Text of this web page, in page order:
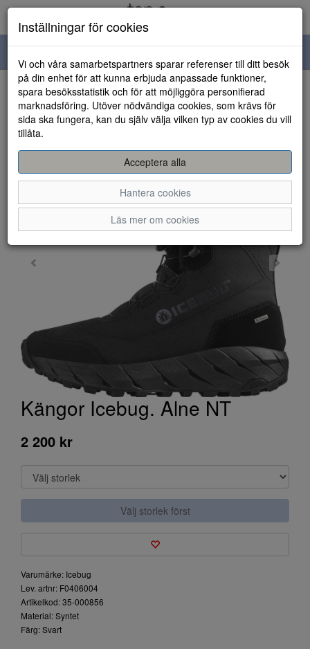
navigation
HEM
Kängor Icebug. Alne NT
2 200 kr
Välj storlek först
Varumärke: Icebug
Lev. artnr: F0406004
Artikelkod: 35-000856
Material: Syntet
Färg: Svart
Inställningar för cookies
Vi och våra samarbetspartners sparar referenser till ditt besök
på din enhet för att kunna erbjuda anpassade funktioner,
spara besöksstatistik och för att möjliggöra personifierad
marknadsföring. Utöver nödvändiga cookies, som krävs för
sida ska fungera, kan du själv välja vilken typ av cookies du vill
tillåta.
Acceptera alla
Hantera cookies
Läs mer om cookies